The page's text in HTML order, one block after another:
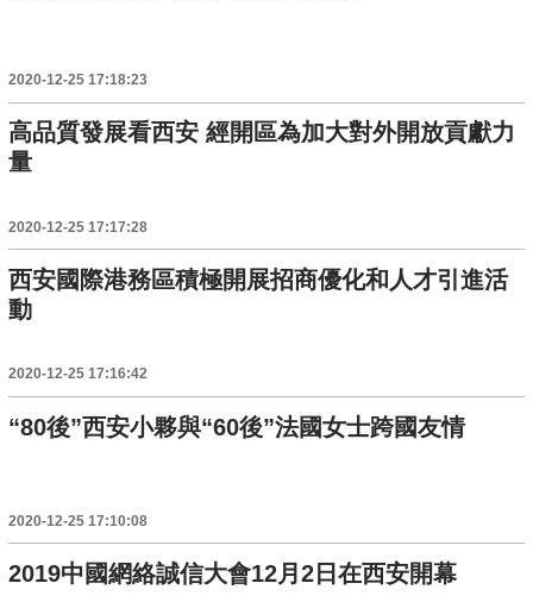
2020-12-25 17:18:23
高品質發展看西安 經開區為加大對外開放貢獻力
量
2020-12-25 17:17:28
西安國際港務區積極開展招商優化和人才引進活
動
2020-12-25 17:16:42
“80後”西安小夥與“60後”法國女士跨國友情
2020-12-25 17:10:08
2019中國網絡誠信大會12月2日在西安開幕